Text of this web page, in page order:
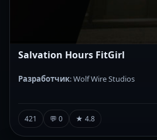
Salvation Hours FitGirl
Разработчик: Wolf Wire Studios
421 💬 0 ★ 4.8